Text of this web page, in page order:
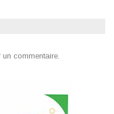
commentaire.